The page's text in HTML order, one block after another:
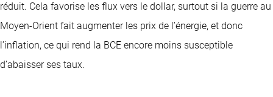
réduit. Cela favorise les flux vers le dollar, surtout si la guerre au
Moyen-Orient fait augmenter les prix de l’énergie, et donc
l’inflation, ce qui rend la BCE encore moins susceptible
d’abaisser ses taux.